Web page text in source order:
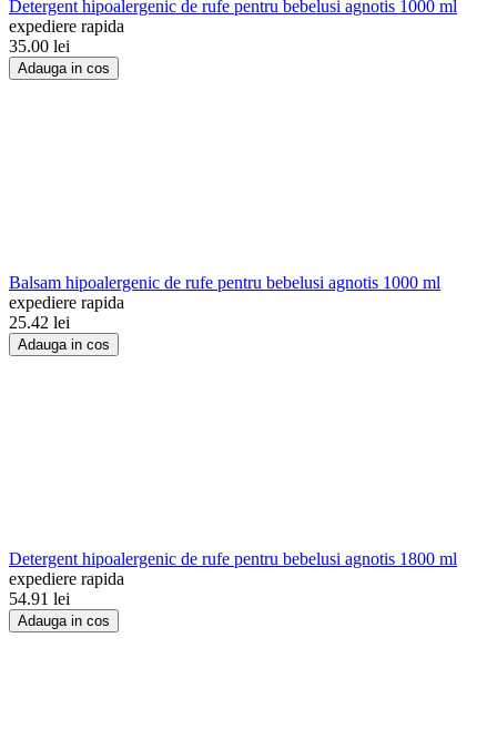
Detergent hipoalergenic de rufe pentru bebelusi agnotis 1000 ml
expediere rapida
35.00 lei
Adauga in cos
Balsam hipoalergenic de rufe pentru bebelusi agnotis 1000 ml
expediere rapida
25.42 lei
Adauga in cos
Detergent hipoalergenic de rufe pentru bebelusi agnotis 1800 ml
expediere rapida
54.91 lei
Adauga in cos